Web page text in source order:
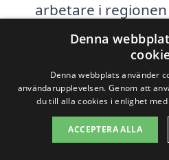
arbetare i
stor roll. Låga
kan innebära att
pris blir mer
Tidsperspektiv:
snäv tidsram kan
Denna
Denna webbplats använder
användarupplevelsen. Genom att
du till alla cookies i enlighet
ACCEPTERA ALLA